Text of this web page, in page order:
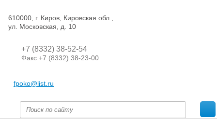
610000, г. Киров, Кировская обл.,
ул. Московская, д. 10
+7 (8332) 38-52-54
Факс +7 (8332) 38-23-00
fpoko@list.ru